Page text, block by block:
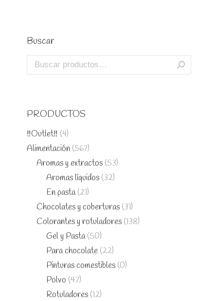
Buscar
PRODUCTOS
‼️Outlet‼️ (4)
Alimentación (567)
Aromas y extractos (53)
Aromas líquidos (32)
En pasta (21)
Chocolates y coberturas (31)
Colorantes y rotuladores (138)
Gel y Pasta (50)
Para chocolate (22)
Pinturas comestibles (0)
Polvo (47)
Rotuladores (12)